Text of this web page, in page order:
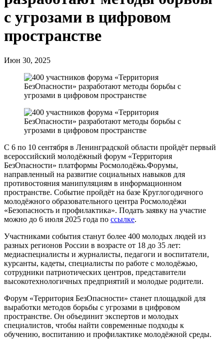
с угрозами в цифровом
пространстве
Июн 30, 2025
С 6 по 10 сентября в Ленинградской области пройдёт первый
всероссийский молодёжный форум «Территория
БезОпасности» платформы Росмолодёжь.Форумы,
направленный на развитие социальных навыков для
противостояния манипуляциям в информационном
пространстве. Событие пройдёт на базе Круглогодичного
молодёжного образовательного центра Росмолодёжи
«Безопасность и профилактика». Подать заявку на участие
можно до 6 июля 2025 года по ссылке.
Участниками события станут более 400 молодых людей из
разных регионов России в возрасте от 18 до 35 лет:
медиаспециалисты и журналисты, педагоги и воспитатели,
курсанты, кадеты, специалисты по работе с молодёжью,
сотрудники патриотических центров, представители
высокотехнологичных предприятий и молодые родители.
Форум «Территория БезОпасности» станет площадкой для
выработки методов борьбы с угрозами в цифровом
пространстве. Он объединит экспертов и молодых
специалистов, чтобы найти современные подходы к
обучению, воспитанию и профилактике молодёжной среды.